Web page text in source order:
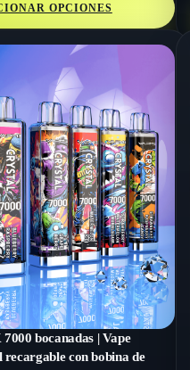
OPCIONES
bocanadas | Vape
recargable con bobina de